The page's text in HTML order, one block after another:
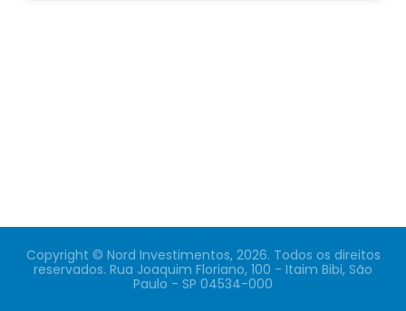
Copyright © Nord Investimentos, 2026. Todos os direitos
reservados. Rua Joaquim Floriano, 100 - Itaim Bibi, São
Paulo - SP 04534-000